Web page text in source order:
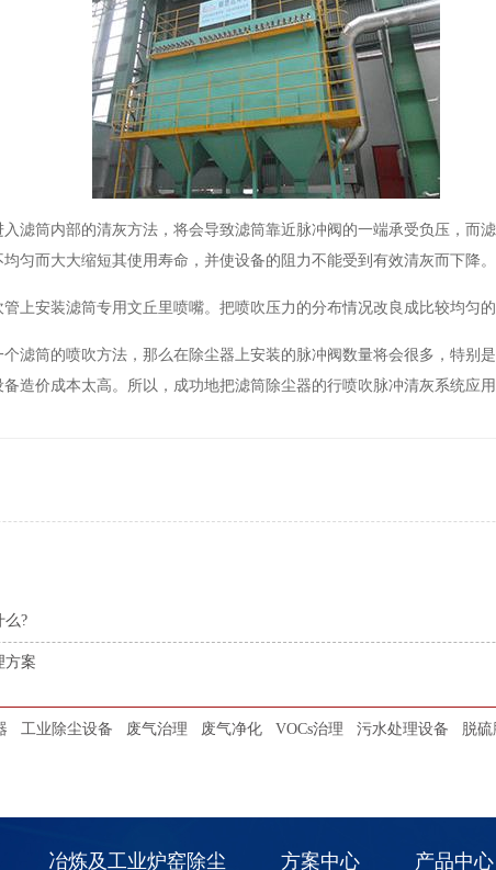
滤筒内部的清灰方法，将会导致滤筒靠近脉冲阀的一端承受负压，而
匀而大大缩短其使用寿命，并使设备的阻力不能受到有效清灰而下降。
上安装滤筒专用文丘里喷嘴。把喷吹压力的分布情况改良成比较均匀的
滤筒的喷吹方法，那么在除尘器上安装的脉冲阀数量将会很多，特别
造价成本太高。所以，成功地把滤筒除尘器的行喷吹脉冲清灰系统应用
么?
方案
工业除尘设备 废气治理 废气净化 VOCs治理 污水处理设备 脱硫
冶炼及工业炉窑除尘 方案中心 产品中心